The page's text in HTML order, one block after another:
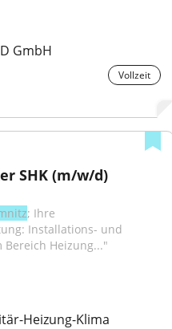
GmbH
Vollzeit
SHK (m/w/d)
; Ihre
Installations- und
Heizung..."
Heizung-Klima